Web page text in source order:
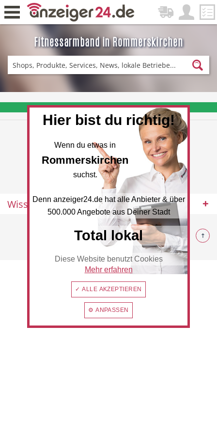
Fitnessarmband in Rommerskirchen
Zurück
Fitness & Sport
News
Restaurant Hotel
Beauty & Wellness Auto
Handwerk Sport & Freizeit
❤️ Aktuelle Angebote & Prospekte per Newsletter erhalten
Wissenswertes
© 2026 Rommerskirchen
Hier bist du richtig!
Wenn du etwas in
Rommerskirchen
suchst.
Denn anzeiger24.de hat alle Anbieter & über
500.000 Angebote aus Deiner Stadt
Total lokal
Diese Website benutzt Cookies
Mehr erfahren
✓ ALLE AKZEPTIEREN
⚙ ANPASSEN